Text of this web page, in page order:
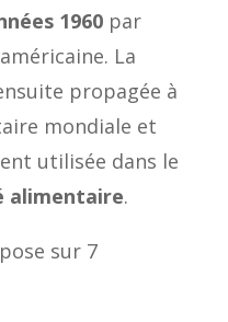
1960par
La
propagée à
mondiale et
utilisée dans le
alimentaire.
sur 7